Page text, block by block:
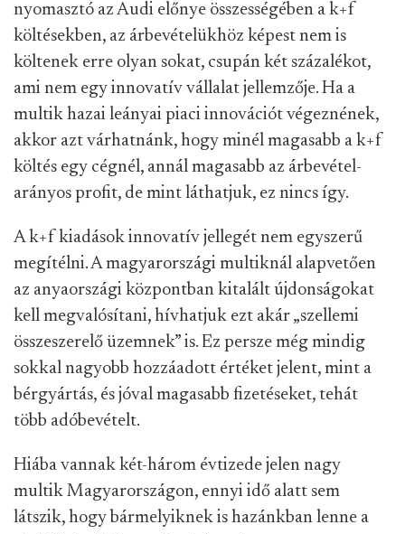
nyomasztó az Audi előnye összességében a k+f
költésekben, az árbevételükhöz képest nem is
költenek erre olyan sokat, csupán két százalékot,
ami nem egy innovatív vállalat jellemzője. Ha a
multik hazai leányai piaci innovációt végeznének,
akkor azt várhatnánk, hogy minél magasabb a k+f
költés egy cégnél, annál magasabb az árbevétel-
arányos profit, de mint láthatjuk, ez nincs így.
A k+f kiadások innovatív jellegét nem egyszerű
megítélni. A magyarországi multiknál alapvetően
az anyaországi központban kitalált újdonságokat
kell megvalósítani, hívhatjuk ezt akár „szellemi
összeszerelő üzemnek” is. Ez persze még mindig
sokkal nagyobb hozzáadott értéket jelent, mint a
bérgyártás, és jóval magasabb fizetéseket, tehát
több adóbevételt.
Hiába vannak két-három évtizede jelen nagy
multik Magyarországon, ennyi idő alatt sem
látszik, hogy bármelyiknek is hazánkban lenne a